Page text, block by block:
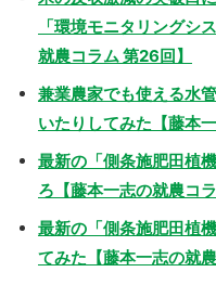
「環境モニタリングシ
就農コラム 第26回】
兼業農家でも使える水
いたりしてみた【藤本
最新の「側条施肥田植
ろ【藤本一志の就農コ
最新の「側条施肥田植
てみた【藤本一志の就